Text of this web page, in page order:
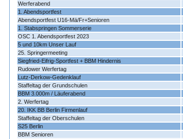
Werferabend
1. Abendsportfest
Abendsportfest U16-Mä/Fr+Senioren
1. Stabspringen Sommerserie
OSC 1. Abendsportfest 2023
5 und 10km Unser Lauf
25. Springermeeting
Siegfried-Eifrig-Sportfest + BBM Hindernis
Rudower Werfertag
Lutz-Derkow-Gedenklauf
Staffeltag der Grundschulen
BBM 3.000m / Läuferabend
2. Werfertag
20. IKK BB Berlin Firmenlauf
Staffeltag der Oberschulen
S25 Berlin
BBM Senioren